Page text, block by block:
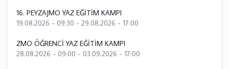
16. PEYZAJMO YAZ EĞİTİM KAMPI
19.08.2026 - 09:30 - 29.08.2026 - 17:00
ZMO ÖĞRENCİ YAZ EĞİTİM KAMPI
28.08.2026 - 09:00 - 03.09.2026 - 17:00